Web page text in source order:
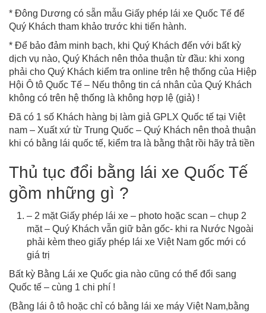
* Đông Dương có sẵn mẫu Giấy phép lái xe Quốc Tế để
Quý Khách tham khảo trước khi tiến hành.
* Để bảo đảm minh bạch, khi Quý Khách đến với bất kỳ
dịch vụ nào, Quý Khách nên thỏa thuận từ đầu: khi xong
phải cho Quý Khách kiểm tra online trên hệ thống của Hiệp
Hội Ô tô Quốc Tế – Nếu thông tin cá nhân của Quý Khách
không có trên hệ thống là không hợp lệ (giả) !
Đã có 1 số Khách hàng bị làm giả GPLX Quốc tế tại Việt
nam – Xuất xứ từ Trung Quốc – Quý Khách nên thoả thuận
khi có bằng lái quốc tế, kiểm tra là bằng thật rồi hãy trả tiền
Thủ tục đổi bằng lái xe Quốc Tế
gồm những gì ?
– 2 mặt Giấy phép lái xe – photo hoặc scan – chụp 2
mặt – Quý Khách vẫn giữ bản gốc- khi ra Nước Ngoài
phải kèm theo giấy phép lái xe Việt Nam gốc mới có
giá trị
Bất kỳ Bằng Lái xe Quốc gia nào cũng có thể đổi sang
Quốc tế – cùng 1 chi phí !
(Bằng lái ô tô hoặc chỉ có bằng lái xe máy Việt Nam,bằng